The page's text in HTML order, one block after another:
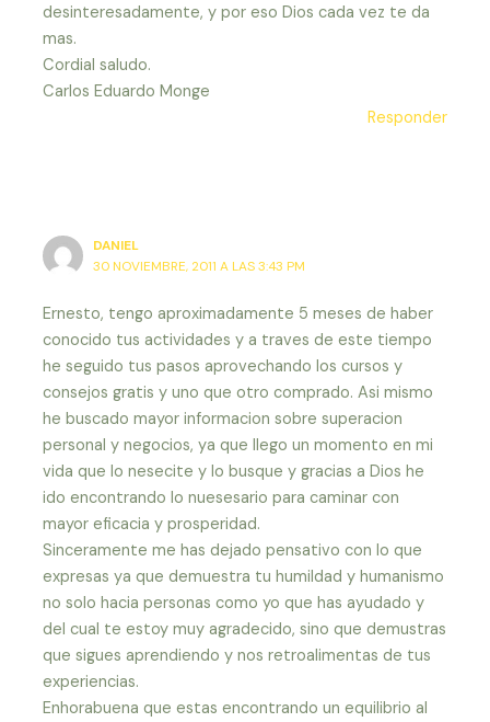
desinteresadamente, y por eso Dios cada vez te da
mas.
Cordial saludo.
Carlos Eduardo Monge
Responder
DANIEL
30 NOVIEMBRE, 2011 A LAS 3:43 PM
Ernesto, tengo aproximadamente 5 meses de haber
conocido tus actividades y a traves de este tiempo
he seguido tus pasos aprovechando los cursos y
consejos gratis y uno que otro comprado. Asi mismo
he buscado mayor informacion sobre superacion
personal y negocios, ya que llego un momento en mi
vida que lo nesecite y lo busque y gracias a Dios he
ido encontrando lo nuesesario para caminar con
mayor eficacia y prosperidad.
Sinceramente me has dejado pensativo con lo que
expresas ya que demuestra tu humildad y humanismo
no solo hacia personas como yo que has ayudado y
del cual te estoy muy agradecido, sino que demustras
que sigues aprendiendo y nos retroalimentas de tus
experiencias.
Enhorabuena que estas encontrando un equilibrio al